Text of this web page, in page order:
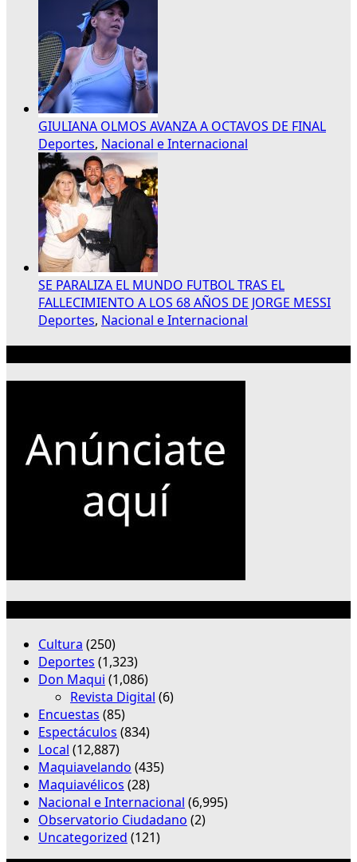
GIULIANA OLMOS AVANZA A OCTAVOS DE FINAL
Deportes, Nacional e Internacional
SE PARALIZA EL MUNDO FUTBOL TRAS EL
FALLECIMIENTO A LOS 68 AÑOS DE JORGE MESSI
Deportes, Nacional e Internacional
Cultura (250)
Deportes (1,323)
Don Maqui (1,086)
Revista Digital (6)
Encuestas (85)
Espectáculos (834)
Local (12,887)
Maquiavelando (435)
Maquiavélicos (28)
Nacional e Internacional (6,995)
Observatorio Ciudadano (2)
Uncategorized (121)